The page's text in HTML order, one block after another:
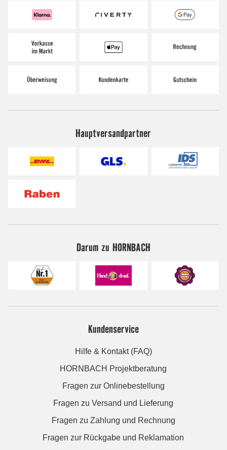
Hauptversandpartner
Darum zu HORNBACH
Kundenservice
Hilfe & Kontakt (FAQ)
HORNBACH Projektberatung
Fragen zur Onlinebestellung
Fragen zu Versand und Lieferung
Fragen zu Zahlung und Rechnung
Fragen zur Rückgabe und Reklamation